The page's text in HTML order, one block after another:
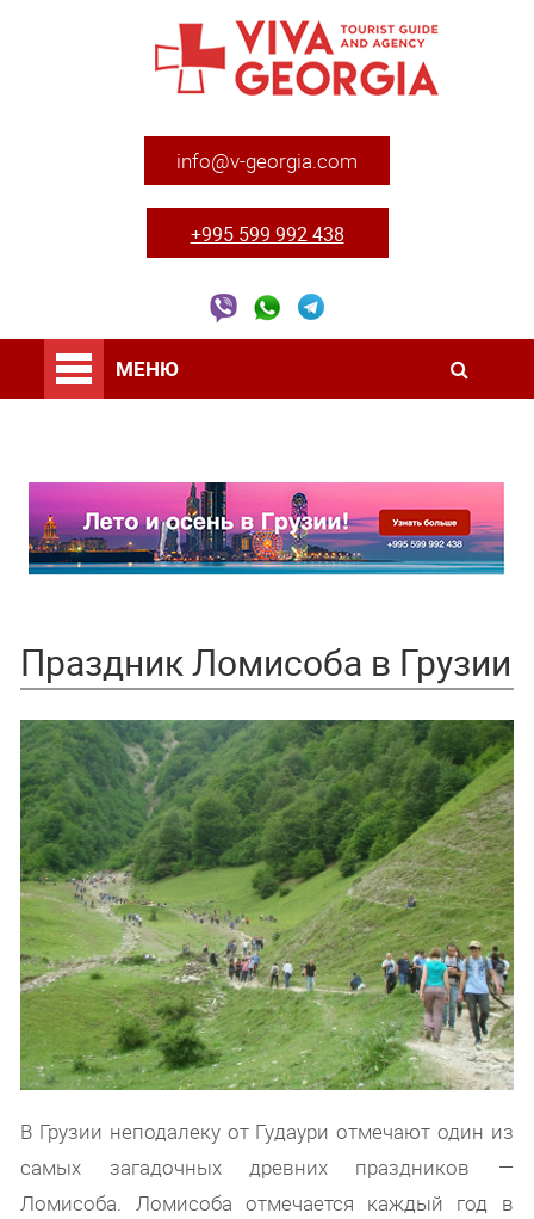
info@v-georgia.com
+995 599 992 438
МЕНЮ
Праздник Ломисоба в Грузии
В Грузии неподалеку от Гудаури отмечают один из
самых загадочных древних праздников —
Ломисоба. Ломисоба отмечается каждый год в